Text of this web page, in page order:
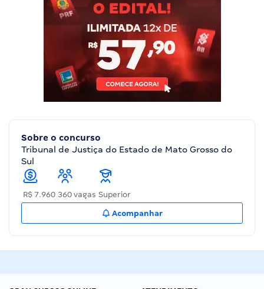
Sobre o concurso
Tribunal de Justiça do Estado de Mato Grosso do
Sul
R$ 7.960 360 vagas Superior
Acompanhar